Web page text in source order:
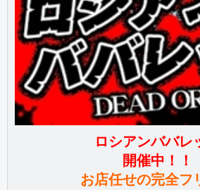
ロシアンババレ
開催中！！
お店任せの完全フ